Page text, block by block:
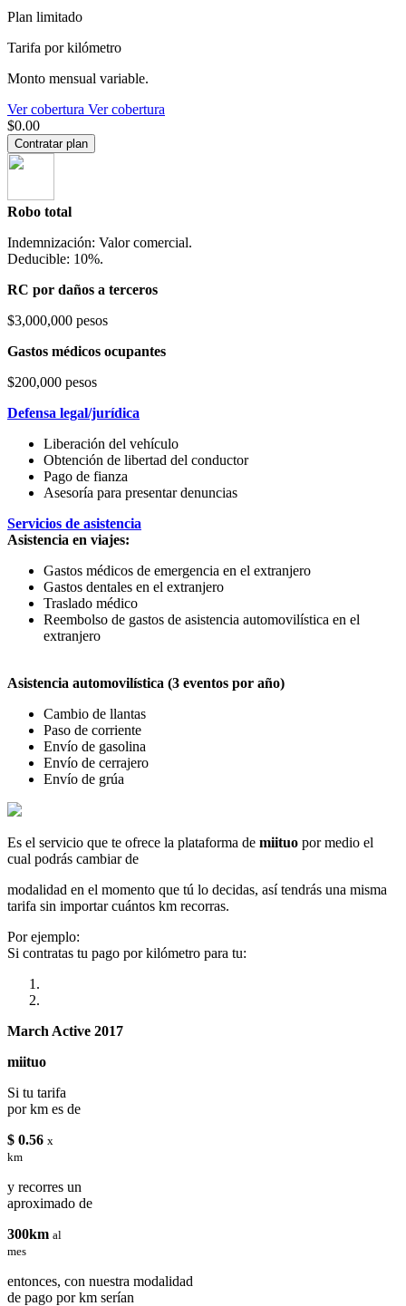
Plan limitado
Tarifa por kilómetro
Monto mensual variable.
Ver cobertura Ver cobertura
$0.00
Contratar plan
Robo total
Indemnización: Valor comercial.
Deducible: 10%.
RC por daños a terceros
$3,000,000 pesos
Gastos médicos ocupantes
$200,000 pesos
Defensa legal/jurídica
Liberación del vehículo
Obtención de libertad del conductor
Pago de fianza
Asesoría para presentar denuncias
Servicios de asistencia
Asistencia en viajes:
Gastos médicos de emergencia en el extranjero
Gastos dentales en el extranjero
Traslado médico
Reembolso de gastos de asistencia automovilística en el
extranjero
Asistencia automovilística (3 eventos por año)
Cambio de llantas
Paso de corriente
Envío de gasolina
Envío de cerrajero
Envío de grúa
Es el servicio que te ofrece la plataforma de miituo por medio el
cual podrás cambiar de
modalidad en el momento que tú lo decidas, así tendrás una misma
tarifa sin importar cuántos km recorras.
Por ejemplo:
Si contratas tu pago por kilómetro para tu:
March Active 2017
miituo
Si tu tarifa
por km es de
$ 0.56 x
km
y recorres un
aproximado de
300km al
mes
entonces, con nuestra modalidad
de pago por km serían